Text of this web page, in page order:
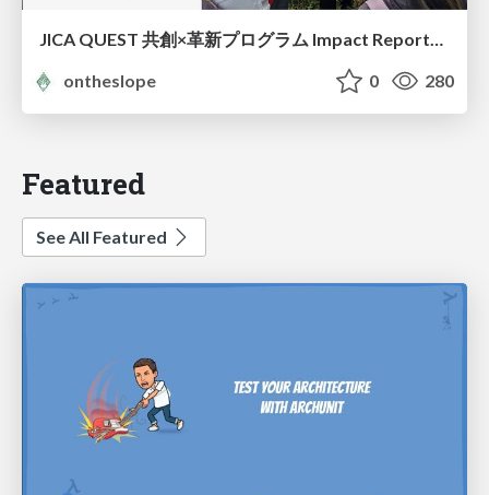
JICA QUEST 共創×革新プログラム Impact Report（海ノ向こうコーヒー）
ontheslope
0 280
Featured
See All Featured